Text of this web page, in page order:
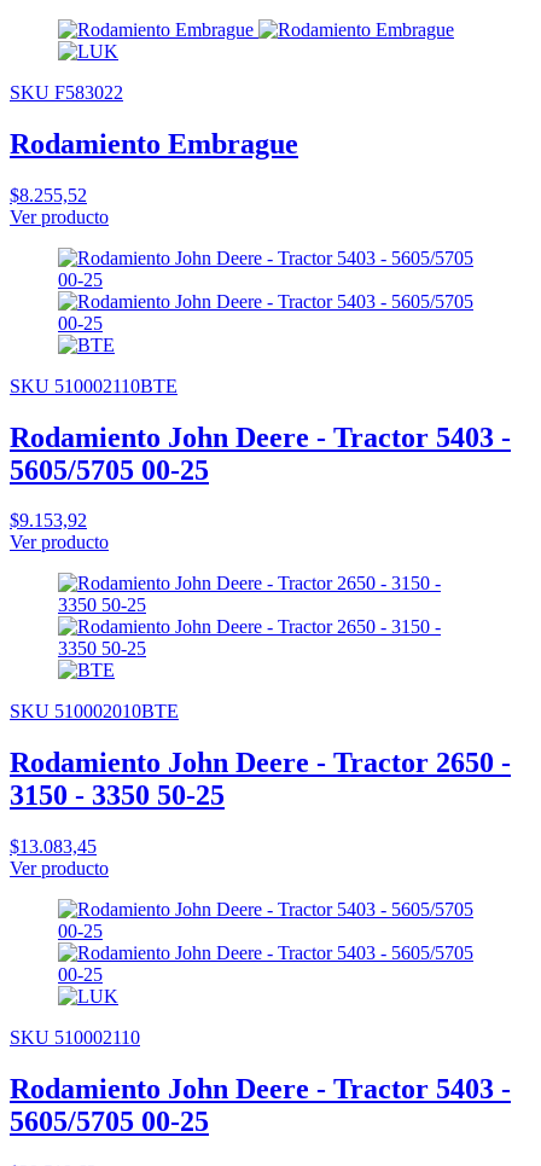
SKU F583022
Rodamiento Embrague
$8.255,52
Ver producto
SKU 510002110BTE
Rodamiento John Deere - Tractor 5403 -
5605/5705 00-25
$9.153,92
Ver producto
SKU 510002010BTE
Rodamiento John Deere - Tractor 2650 -
3150 - 3350 50-25
$13.083,45
Ver producto
SKU 510002110
Rodamiento John Deere - Tractor 5403 -
5605/5705 00-25